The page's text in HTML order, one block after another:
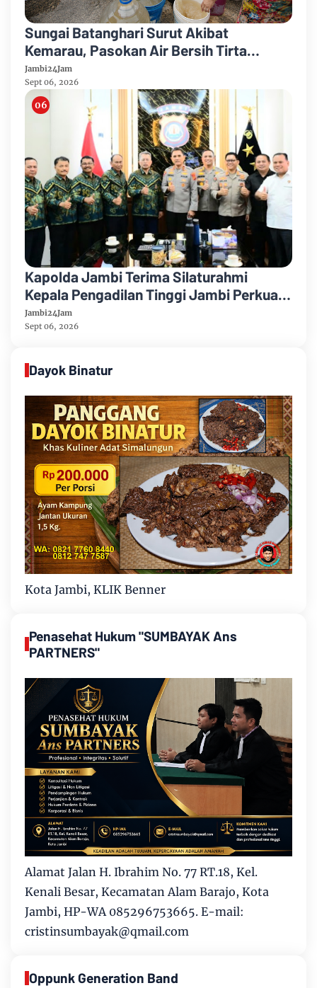
Sungai Batanghari Surut Akibat
Kemarau, Pasokan Air Bersih Tirta
Mayang Jambi Keruh
Jambi24Jam
Sept 06, 2026
Kapolda Jambi Terima Silaturahmi
Kepala Pengadilan Tinggi Jambi Perkuat
Sinergi Antar Lembaga
Jambi24Jam
Sept 06, 2026
Dayok Binatur
Kota Jambi, KLIK Benner
Penasehat Hukum "SUMBAYAK Ans
PARTNERS"
Alamat Jalan H. Ibrahim No. 77 RT.18, Kel.
Kenali Besar, Kecamatan Alam Barajo, Kota
Jambi, HP-WA 085296753665. E-mail:
cristinsumbayak@qmail.com
Oppunk Generation Band